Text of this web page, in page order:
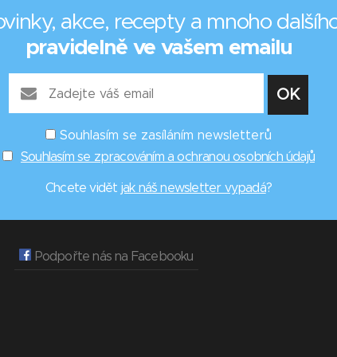
akce, recepty a mnoho
pravidelně ve vašem emailu
Souhlasím se zasíláním newsletterů
Souhlasím se zpracováním a ochranou osobních údajů
Chcete vidět jak náš newsletter vypadá?
Podpořte nás na Facebooku